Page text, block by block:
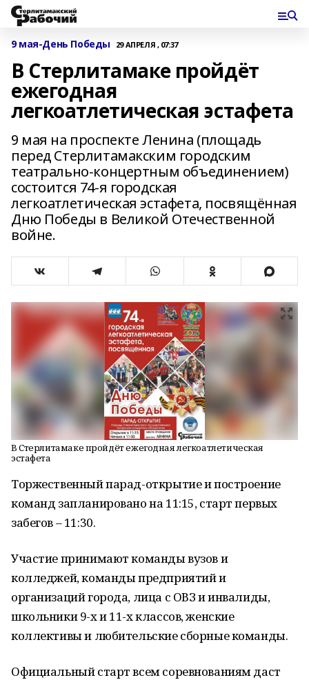
9 мая-День Победы 29 АПРЕЛЯ , 07:37
В Стерлитамаке пройдёт
ежегодная
легкоатлетическая эстафета
9 мая на проспекте Ленина (площадь
перед Стерлитамакским городским
театрально-концертным объединением)
состоится 74-я городская
легкоатлетическая эстафета, посвящённая
Дню Победы в Великой Отечественной
войне.
В Стерлитамаке пройдёт ежегодная легкоатлетическая
эстафета
Торжественный парад-открытие и построение
команд запланировано на 11:15, старт первых
забегов – 11:30.
Участие принимают команды вузов и
колледжей, команды предприятий и
организаций города, лица с ОВЗ и инвалиды,
школьники 9-х и 11-х классов, женские
коллективы и любительские сборные команды.
Официальный старт всем соревнованиям даст